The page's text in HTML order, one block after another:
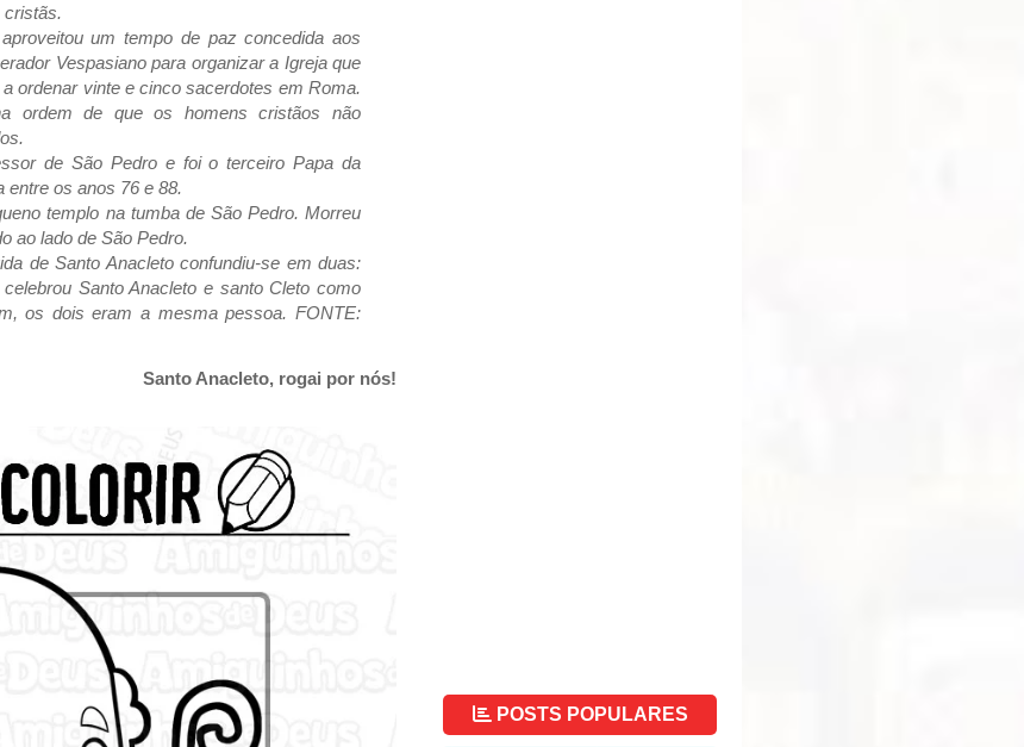
cristãs.
um tempo de paz concedida aos
Vespasiano para organizar a Igreja que
ordenar vinte e cinco sacerdotes em Roma.
ordem de que os homens cristãos não
de São Pedro e foi o terceiro Papa da
entre os anos 76 e 88.
templo na tumba de São Pedro. Morreu
ao lado de São Pedro.
de Santo Anacleto confundiu-se em duas:
Santo Anacleto e santo Cleto como
os dois eram a mesma pessoa. FONTE:
Santo Anacleto, rogai por nós!
POSTS POPULARES